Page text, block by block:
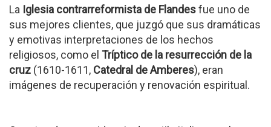
La Iglesia contrarreformista de Flandesfue uno de
sus mejores clientes, que juzgó que sus dramáticas
y emotivas interpretaciones de los hechos
religiosos, como el Tríptico de la resurrección de la
cruz (1610-1611, Catedral de Amberes), eran
imágenes de recuperación y renovación espiritual.